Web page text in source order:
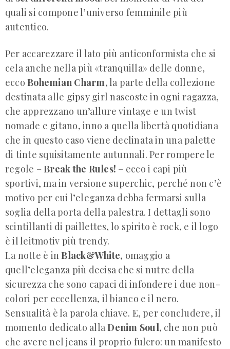
quali si compone l’universo femminile più
autentico.
Per accarezzare il lato più anticonformista che si
cela anche nella più «tranquilla» delle donne,
eccoBohemian Charm, la parte della collezione
destinata alle gipsy girl nascoste in ogni ragazza,
che apprezzano un’allure vintage e un twist
nomade e gitano, inno a quella libertà quotidiana
che in questo caso viene declinata in una palette
di tinte squisitamente autunnali. Per rompere le
regole –Break the Rules! – ecco i capi più
sportivi, ma in versione superchic, perché non c’è
motivo per cui l’eleganza debba fermarsi sulla
soglia della porta della palestra. I dettagli sono
scintillanti di paillettes, lo spirito è rock, e il logo
è il leitmotiv più trendy.
La notte è inBlack&White, omaggio a
quell’eleganza più decisa che si nutre della
sicurezza che sono capaci di infondere i due non-
colori per eccellenza, il bianco e il nero.
Sensualità è la parola chiave. E, per concludere, il
momento dedicato allaDenim Soul, che non può
che avere nel jeans il proprio fulcro: un manifesto